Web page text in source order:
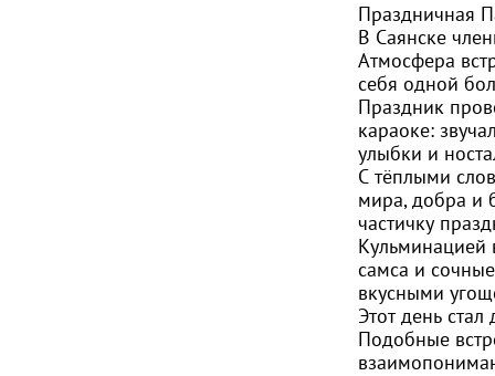
Праздничная
В Саянске
Атмосфера
себя одной
Праздник
караоке:
улыбки и
С тёплыми
мира, добра и
частичку
Кульминацией
самса и
вкусными
Этот день
Подобные